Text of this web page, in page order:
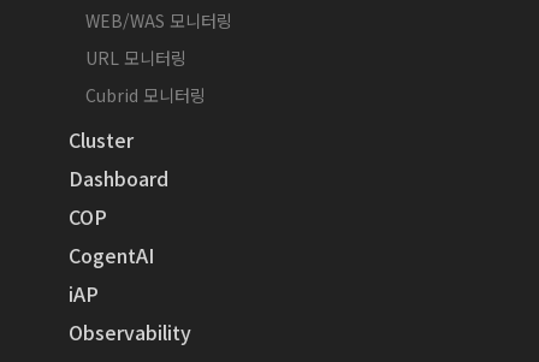
WEB/WAS 모니터링
URL 모니터링
Cubrid 모니터링
Cluster
Dashboard
COP
CogentAI
iAP
Observability